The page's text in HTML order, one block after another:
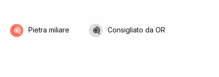
Pietra miliare Consigliato da OR